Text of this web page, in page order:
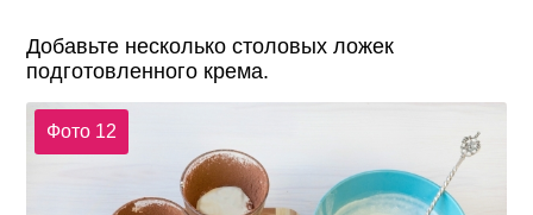
Добавьте несколько столовых ложек
подготовленного крема.
Фото 12